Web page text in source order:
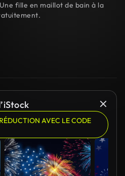
fille en maillot de bain à la
AVEC LE CODE